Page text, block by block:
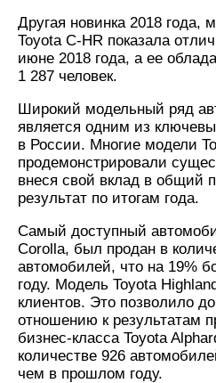
Другая новинка 2018 года,
Toyota C-HR показала
июне 2018 года, а ее
1 287 человек.
Широкий модельный ряд
является одним из
в России. Многие модели
продемонстрировали
внеся свой вклад в общий
результат по итогам года.
Самый доступный
Сorolla, был продан в
автомобилей, что на 19%
году. Модель Toyota
клиентов. Это позволило
отношению к результатам
бизнес-класса Toyota
количестве 926
чем в прошлом году.